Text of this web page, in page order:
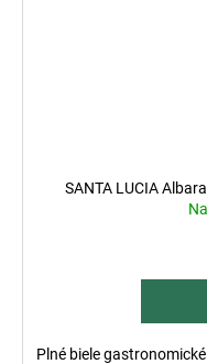
SANTA LUCIA
Plné biele